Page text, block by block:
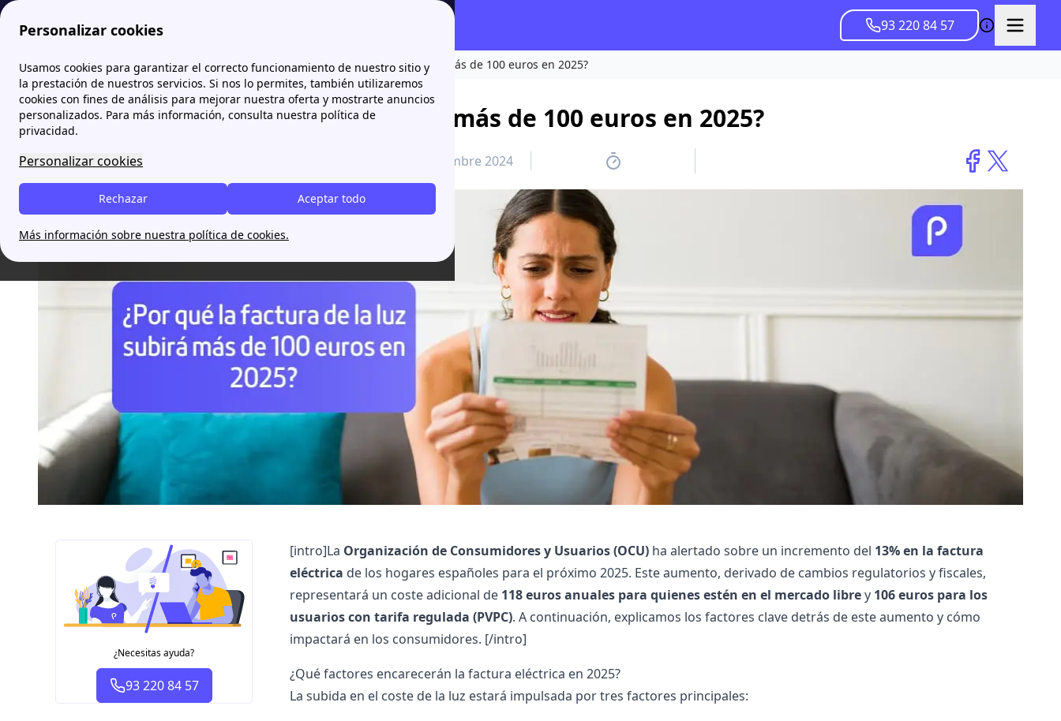
Personalizar cookies
Usamos cookies para garantizar el correcto funcionamiento de nuestro sitio y
la prestación de nuestros servicios. Si nos lo permites, también utilizaremos
cookies con fines de análisis para mejorar nuestra oferta y mostrarte anuncios
personalizados. Para más información, consulta nuestra política de
privacidad.
Personalizar cookies
Aceptar todo
Rechazar
Más información sobre nuestra política de cookies.
93 220 84 57
Papernest.es blog ¿Por qué la factura de la luz subirá más de 100 euros en 2025?
¿Por qué la factura de la luz subirá más de 100 euros en 2025?
Daniel Pérez Ibarra 23 décembre 2024
¿Necesitas ayuda?
93 220 84 57
[intro]La Organización de Consumidores y Usuarios (OCU) ha alertado sobre un incremento del 13% en la factura
eléctrica de los hogares españoles para el próximo 2025. Este aumento, derivado de cambios regulatorios y fiscales,
representará un coste adicional de 118 euros anuales para quienes estén en el mercado librey 106 euros para los
usuarios con tarifa regulada (PVPC). A continuación, explicamos los factores clave detrás de este aumento y cómo
impactará en los consumidores. [/intro]
¿Qué factores encarecerán la factura eléctrica en 2025?
La subida en el coste de la luz estará impulsada por tres factores principales: